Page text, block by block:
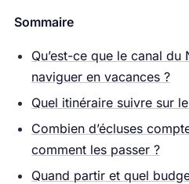
Sommaire
Qu’est-ce que le canal
naviguer en vacances ?
Quel itinéraire suivre sur
Combien d’écluses
comment les passer ?
Quand partir et quel